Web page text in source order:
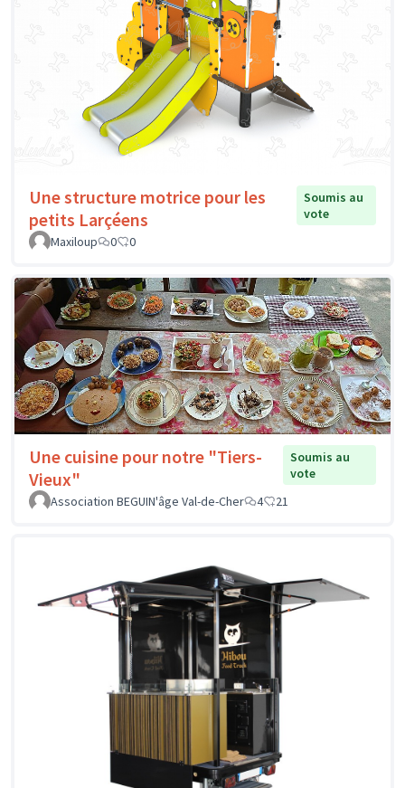
Une structure motrice pour les
petits Larçéens
Soumis au
vote
Maxiloup
0 0
Une cuisine pour notre "Tiers-
Vieux"
Soumis au
vote
Association BEGUIN'âge Val-de-Cher
4 21